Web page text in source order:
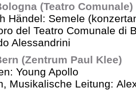
(Teatro Comunale)
Händel: Semele
del Teatro Comunale di
Alessandrini
(Zentrum Paul Klee)
Young Apollo
Musikalische Leitung: